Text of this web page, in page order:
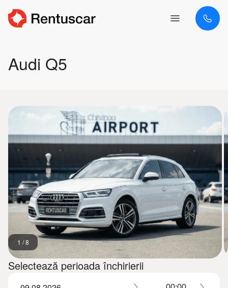
Audi Q5
Selectează perioada închirierii
1 /8